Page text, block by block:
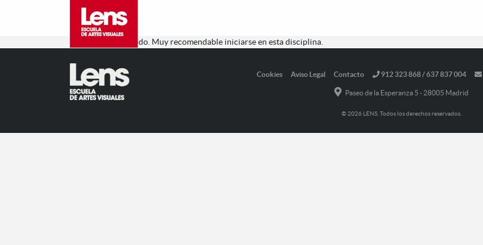
Instructivo, divertido. Muy recomendable iniciarse en esta disciplina.
Cookies Aviso Legal Contacto 912 323 868 / 637 837 004
Paseo de la Esperanza 5 - 28005 Madrid
© 2026 LENS. Todos los derechos reservados.